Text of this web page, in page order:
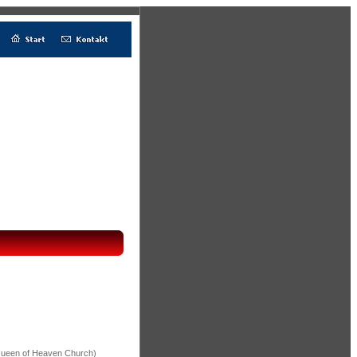
of Heaven Church)